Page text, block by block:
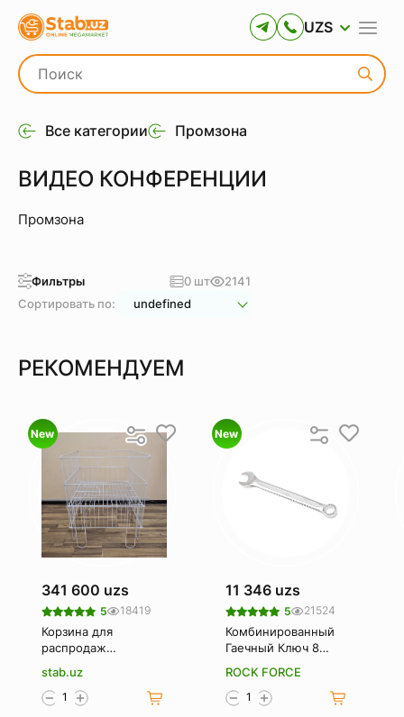
UZS
Все категории Промзона
ВИДЕО КОНФЕРЕНЦИИ
Промзона
Фильтры 0 шт
2141
Сортировать по:
undefined
РЕКОМЕНДУЕМ
New
341 600 uzs
5 18419
Корзина для
распродаж
накопитель)
stab.uz
New
11 346 uzs
5 21524
Комбинированный
Гаечный Ключ 8
75508
ROCK FORCE